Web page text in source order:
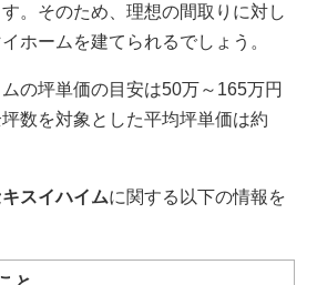
。そのため、理想の間取りに対し
ホームを建てられるでしょう。
の坪単価の目安は50万～165万円
数を対象とした平均坪単価は約
スイハイムに関する以下の情報を